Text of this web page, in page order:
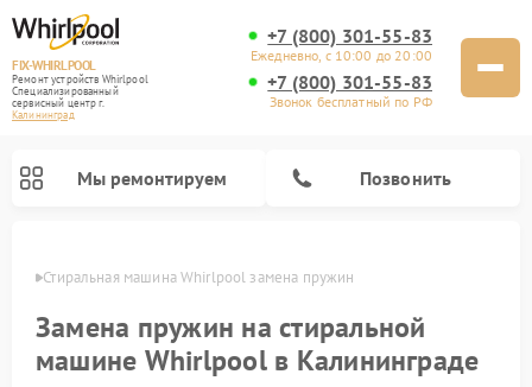
FIX-WHIRLPOOL
Ремонт устройств Whirlpool
Специализированный
cервисный центр г.
Калининград
+7 (800) 301-55-83
Ежедневно, с 10:00 до 20:00
+7 (800) 301-55-83
Звонок бесплатный по РФ
Мы ремонтируем Позвонить
Стиральная машина Whirlpool замена пружин
Замена пружин на стиральной
машине Whirlpool в Калининграде